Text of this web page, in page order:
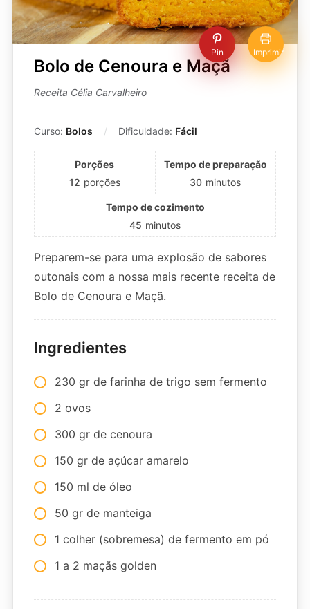
Pin Imprimir
Bolo de Cenoura e Maçã
Receita Célia Carvalheiro
Curso: Bolos Dificuldade: Fácil
Porções
12 porções
Tempo de preparação
30 minutos
Tempo de cozimento
45 minutos
Preparem-se para uma explosão de sabores
outonais com a nossa mais recente receita de
Bolo de Cenoura e Maçã.
Ingredientes
230 gr de farinha de trigo sem fermento
2 ovos
300 gr de cenoura
150 gr de açúcar amarelo
150 ml de óleo
50 gr de manteiga
1 colher (sobremesa) de fermento em pó
1 a 2 maçãs golden